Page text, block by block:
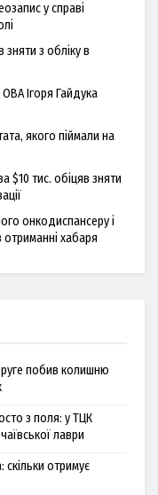
у справі
з обліку в
ОВА Ігоря Гайдука
якого піймали на
$10 тис. обіцяв зняти
онкодиспансеру і
хабаря
побив колишню
з поля: у ТЦК
лаври
отримує